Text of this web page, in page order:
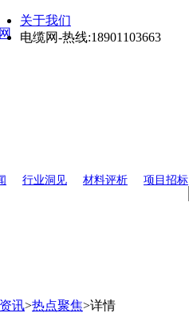
关于我们
电缆网-热线:18901103663
行业洞见 材料评析 项目招标
资讯>热点聚焦>详情